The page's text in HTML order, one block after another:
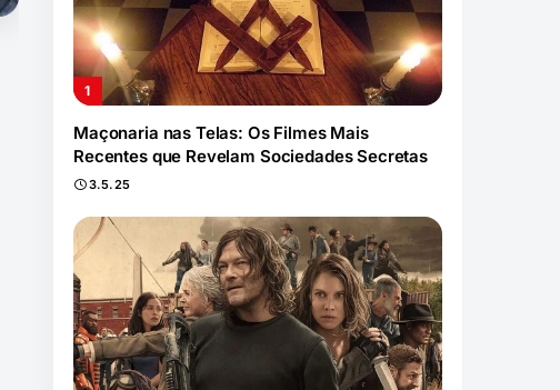
Maçonaria nas Telas: Os Filmes Mais
Recentes que Revelam Sociedades Secretas
3.5.25